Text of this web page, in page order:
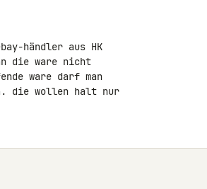
händler aus HK
die ware nicht
ware darf man
die wollen halt nur